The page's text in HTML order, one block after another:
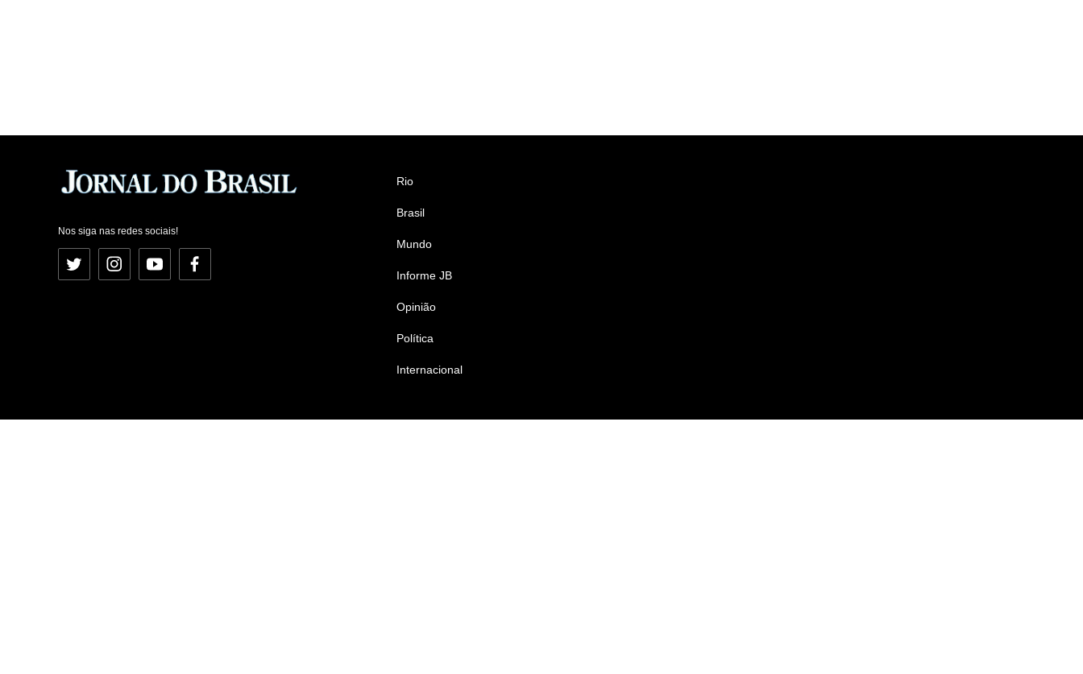
Nos siga nas redes sociais!
Twitter InstagramYouTubeFacebook
Rio
Brasil
Mundo
Informe JB
Opinião
Política
Internacional